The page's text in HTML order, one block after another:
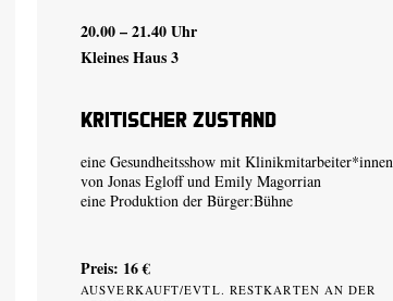
20.00 – 21.40 Uhr
Kleines Haus 3
Kritischer Zustand
eine Gesundheitsshow mit Klinikmitarbeiter*innen
von Jonas Egloffund Emily Magorrian
eine Produktion der Bürger:Bühne
Preis: 16 €
AUSVERKAUFT/EVTL. RESTKARTEN AN DER